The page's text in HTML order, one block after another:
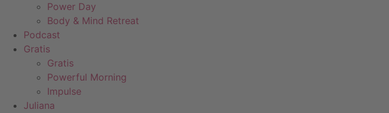
Power Day
Body & Mind Retreat
Podcast
Gratis
Gratis
Powerful Morning
Impulse
Juliana